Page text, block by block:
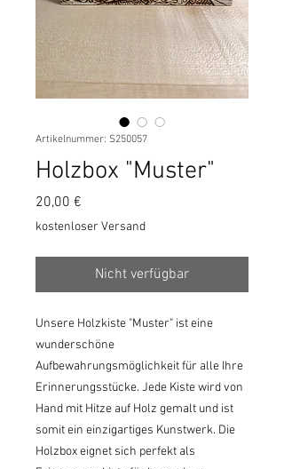
Artikelnummer: S250057
Holzbox "Muster"
20,00 €
kostenloser Versand
Nicht verfügbar
Unsere Holzkiste "Muster" ist eine
wunderschöne
Aufbewahrungsmöglichkeit für alle Ihre
Erinnerungsstücke. Jede Kiste wird von
Hand mit Hitze auf Holz gemalt und ist
somit ein einzigartiges Kunstwerk. Die
Holzbox eignet sich perfekt als